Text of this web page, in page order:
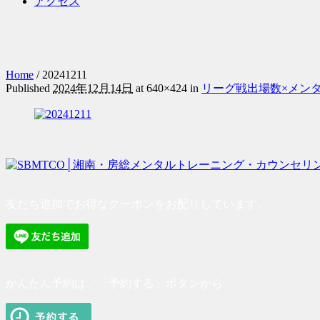
Home / 20241211
Published 2024年12月14日 at 640×424 in リーグ戦出場数×メン